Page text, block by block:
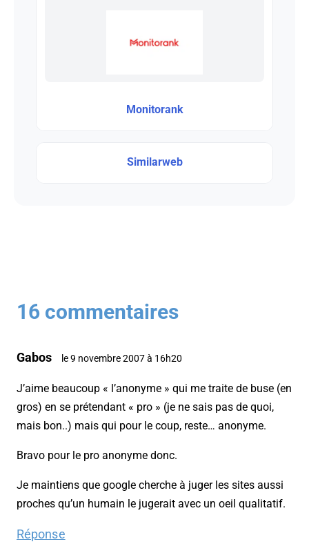
Monitorank
Similarweb
16 commentaires
Gabos le 9 novembre 2007 à 16h20
J’aime beaucoup « l’anonyme » qui me traite de buse (en
gros) en se prétendant « pro » (je ne sais pas de quoi,
mais bon..) mais qui pour le coup, reste… anonyme.
Bravo pour le pro anonyme donc.
Je maintiens que google cherche à juger les sites aussi
proches qu’un humain le jugerait avec un oeil qualitatif.
Réponse